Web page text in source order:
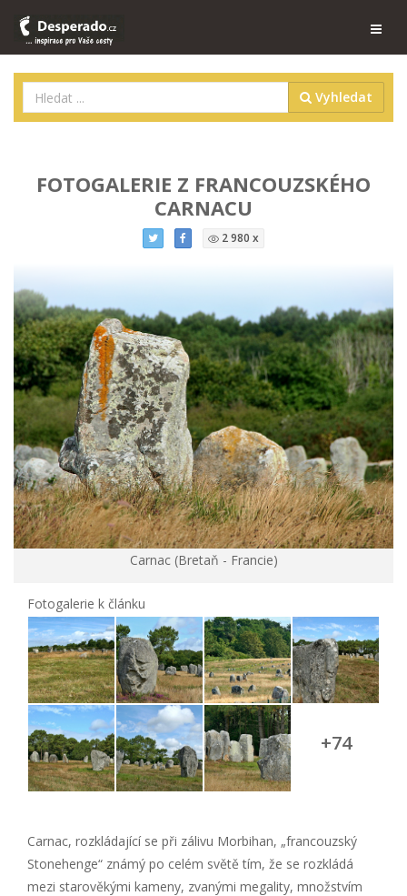
Vyhledat
FOTOGALERIE Z FRANCOUZSKÉHO
CARNACU
2 980 x
Carnac (Bretaň - Francie)
Fotogalerie k článku
+74
Carnac, rozkládající se při zálivu Morbihan, „francouzský
Stonehenge“ známý po celém světě tím, že se rozkládá
mezi starověkými kameny, zvanými megality, množstvím